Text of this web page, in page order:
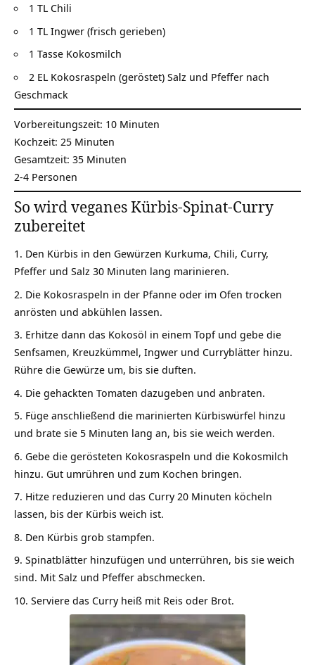
1 TL Chili
1 TL Ingwer (frisch gerieben)
1 Tasse Kokosmilch
2 EL Kokosraspeln (geröstet) Salz und Pfeffer nach
Geschmack
Vorbereitungszeit: 10 Minuten
Kochzeit: 25 Minuten
Gesamtzeit: 35 Minuten
2-4 Personen
So wird veganes Kürbis-Spinat-Curry
zubereitet
Den Kürbis in den Gewürzen Kurkuma, Chili, Curry,
Pfeffer und Salz 30 Minuten lang marinieren.
Die Kokosraspeln in der Pfanne oder im Ofen trocken
anrösten und abkühlen lassen.
Erhitze dann das Kokosöl in einem Topf und gebe die
Senfsamen, Kreuzkümmel, Ingwer und Curryblätter hinzu.
Rühre die Gewürze um, bis sie duften.
Die gehackten Tomaten dazugeben und anbraten.
Füge anschließend die marinierten Kürbiswürfel hinzu
und brate sie 5 Minuten lang an, bis sie weich werden.
Gebe die gerösteten Kokosraspeln und die Kokosmilch
hinzu. Gut umrühren und zum Kochen bringen.
Hitze reduzieren und das Curry 20 Minuten köcheln
lassen, bis der Kürbis weich ist.
Den Kürbis grob stampfen.
Spinatblätter hinzufügen und unterrühren, bis sie weich
sind. Mit Salz und Pfeffer abschmecken.
Serviere das Curry heiß mit Reis oder Brot.